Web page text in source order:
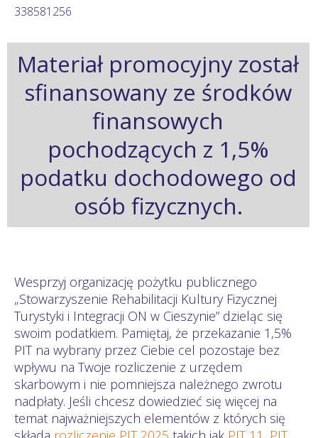
338581256
Materiał promocyjny został
sfinansowany ze środków
finansowych
pochodzących z 1,5%
podatku dochodowego od
osób fizycznych.
Wesprzyj organizację pożytku publicznego
„Stowarzyszenie Rehabilitacji Kultury Fizycznej
Turystyki i Integracji ON w Cieszynie” dzieląc się
swoim podatkiem. Pamiętaj, że przekazanie 1,5%
PIT na wybrany przez Ciebie cel pozostaje bez
wpływu na Twoje rozliczenie z urzędem
skarbowym i nie pomniejsza należnego zwrotu
nadpłaty. Jeśli chcesz dowiedzieć się więcej na
temat najważniejszych elementów z których się